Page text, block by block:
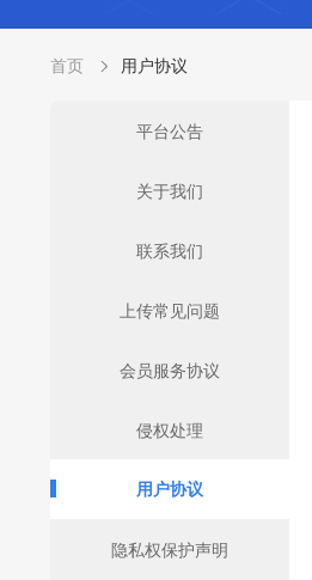
首页 用户协议
平台公告
关于我们
联系我们
上传常见问题
会员服务协议
侵权处理
用户协议
隐私权保护声明